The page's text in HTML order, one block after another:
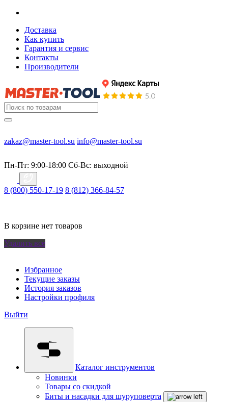
Доставка
Как купить
Гарантия и сервис
Контакты
Производители
zakaz@master-tool.su info@master-tool.su
Пн-Пт: 9:00-18:00 Cб-Вс: выходной
8 (800) 550-17-19 8 (812) 366-84-57
В корзине нет товаров
Удалить все
Избранное
Текущие заказы
История заказов
Настройки профиля
Выйти
Каталог инструментов
Новинки
Товары со скидкой
Биты и насадки для шуруповерта